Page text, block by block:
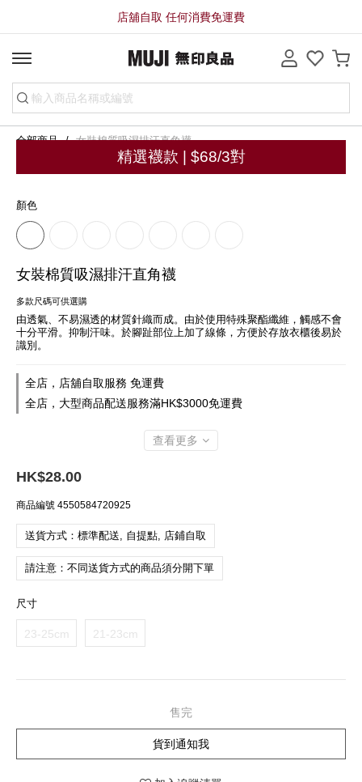
店舖自取 任何消費免運費
全部商品 女裝棉質吸濕排汗直角襪
精選襪款 | $68/3對
顏色
女裝棉質吸濕排汗直角襪
多款尺碼可供選購
由透氣、不易濕透的材質針織而成。由於使用特殊聚酯纖維，觸感不會
十分平滑。抑制汗味。於腳趾部位上加了線條，方便於存放衣櫃後易於
識別。
全店，店舖自取服務 免運費
全店，大型商品配送服務滿HK$3000免運費
查看更多
HK$28.00
商品編號 4550584720925
送貨方式：標準配送, 自提點, 店鋪自取
請注意：不同送貨方式的商品須分開下單
尺寸
23-25cm 21-23cm
售完
貨到通知我